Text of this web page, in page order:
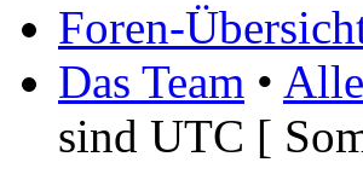
Foren-
Das Team •
sind UTC [